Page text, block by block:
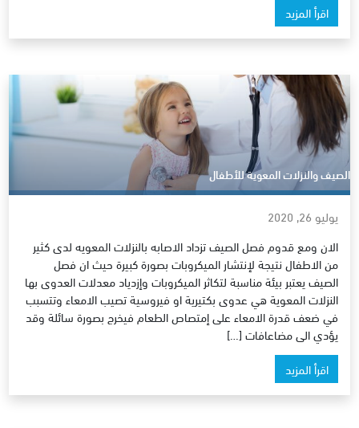
اقرأ المزيد
الصيف والنزلات المعوية للأطفال
يوليو 26, 2020
الان ومع قدوم فصل الصيف تزداد الاصابه بالنزلات المعويه لدى كثير
من الاطفال نتيجة لإنتشار الميكروبات بصورة كبيرة حيث ان فصل
الصيف يعتبر بيئة مناسبة لتكاثر الميكروبات وإزدياد معدلات العدوى بها
النزلات المعوية هي عدوى بكتيرية او فيروسية تصيب الامعاء وتتسبب
في ضعف قدرة الامعاء على إمتصاص الطعام فيخرج بصورة سائلة وقد
يؤدي الى مضاعافات […]
اقرأ المزيد